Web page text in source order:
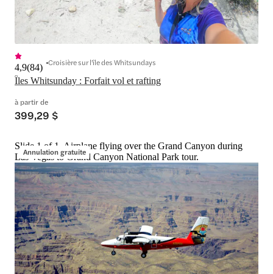
Îles Whitsunday : Forfait vol et rafting
4,9(84) Croisière sur l'île des Whitsundays
à partir de
399,29 $
Annulation gratuite
Slide 1 of 1, Airplane flying over the Grand Canyon during
Las Vegas to Grand Canyon National Park tour.